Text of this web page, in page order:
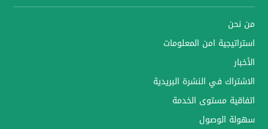
من نحن
استراتيجية امن المعلومات
الأخبار
الاشتراك في النشرة البريدية
اتفاقية مستوى الخدمة
سهولة الوصول